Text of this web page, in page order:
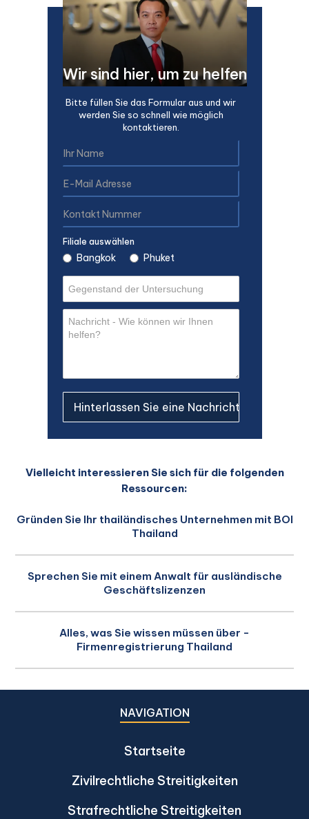
Wir sind hier, um zu helfen
Bitte füllen Sie das Formular aus und wir
werden Sie so schnell wie möglich
kontaktieren.
Filiale auswählen
Bangkok Phuket
Vielleicht interessieren Sie sich für die folgenden
Ressourcen:
Gründen Sie Ihr thailändisches Unternehmen mit BOI
Thailand
Sprechen Sie mit einem Anwalt für ausländische
Geschäftslizenzen
Alles, was Sie wissen müssen über -
Firmenregistrierung Thailand
NAVIGATION
Startseite
Zivilrechtliche Streitigkeiten
Strafrechtliche Streitigkeiten